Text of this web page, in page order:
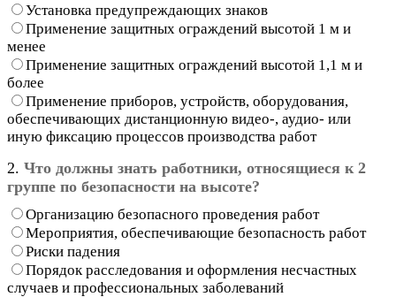
Установка предупреждающих знаков
Применение защитных ограждений высотой 1 м и
менее
Применение защитных ограждений высотой 1,1 м и
более
Применение приборов, устройств, оборудования,
обеспечивающих дистанционную видео-, аудио- или
иную фиксацию процессов производства работ
2. Что должны знать работники, относящиеся к 2
группе по безопасности на высоте?
Организацию безопасного проведения работ
Мероприятия, обеспечивающие безопасность работ
Риски падения
Порядок расследования и оформления несчастных
случаев и профессиональных заболеваний